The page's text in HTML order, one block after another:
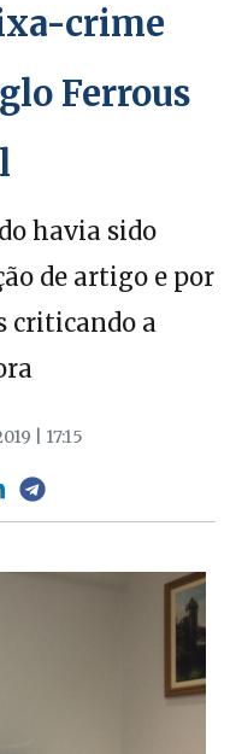
crime
Ferrous
havia sido
de artigo e por
criticando a
| 17:15